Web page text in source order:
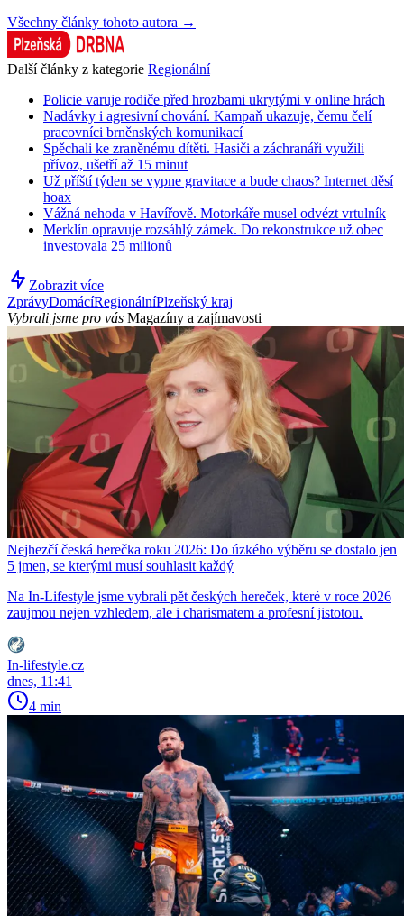
Všechny články tohoto autora →
Další články z kategorie Regionální
Policie varuje rodiče před hrozbami ukrytými v online hrách
Nadávky i agresivní chování. Kampaň ukazuje, čemu čelí
pracovníci brněnských komunikací
Spěchali ke zraněnému dítěti. Hasiči a záchranáři využili
přívoz, ušetří až 15 minut
Už příští týden se vypne gravitace a bude chaos? Internet děsí
hoax
Vážná nehoda v Havířově. Motorkáře musel odvézt vrtulník
Merklín opravuje rozsáhlý zámek. Do rekonstrukce už obec
investovala 25 milionů
Zobrazit více
ZprávyDomácíRegionálníPlzeňský kraj
Vybrali jsme pro vás Magazíny a zajímavosti
Nejhezčí česká herečka roku 2026: Do úzkého výběru se dostalo jen
5 jmen, se kterými musí souhlasit každý
Na In-Lifestyle jsme vybrali pět českých hereček, které v roce 2026
zaujmou nejen vzhledem, ale i charismatem a profesní jistotou.
In-lifestyle.cz
dnes, 11:41
4 min